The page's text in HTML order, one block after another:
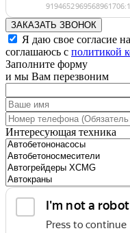
ЗАКАЗАТЬ ЗВОНОК
Я даю свое согласие
соглашаюсь с политикой
Заполните форму
и мы Вам перезвоним
Интересующая техника